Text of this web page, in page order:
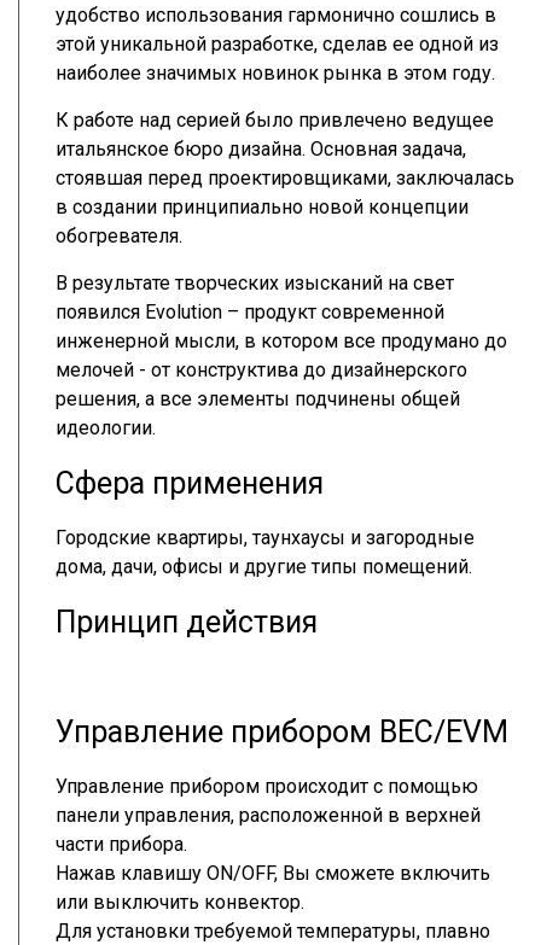
удобство использования гармонично сошлись в
этой уникальной разработке, сделав ее одной из
наиболее значимых новинок рынка в этом году.
К работе над серией было привлечено ведущее
итальянское бюро дизайна. Основная задача,
стоявшая перед проектировщиками, заключалась
в создании принципиально новой концепции
обогревателя.
В результате творческих изысканий на свет
появился Evolution – продукт современной
инженерной мысли, в котором все продумано до
мелочей - от конструктива до дизайнерского
решения, а все элементы подчинены общей
идеологии.
Сфера применения
Городские квартиры, таунхаусы и загородные
дома, дачи, офисы и другие типы помещений.
Принцип действия
Управление прибором ВЕС/EVM
Управление прибором происходит с помощью
панели управления, расположенной в верхней
части прибора.
Нажав клавишу ON/OFF, Вы сможете включить
или выключить конвектор.
Для установки требуемой температуры, плавно